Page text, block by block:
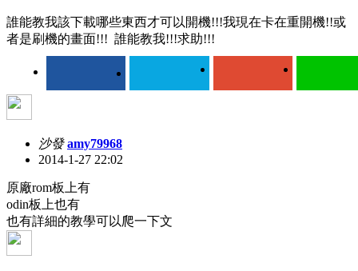
誰能教我該下載哪些東西才可以開機!!!我現在卡在重開機!!或
者是刷機的畫面!!! 誰能教我!!!求助!!!
沙發 amy79968
2014-1-27 22:02
原廠rom板上有
odin板上也有
也有詳細的教學可以爬一下文